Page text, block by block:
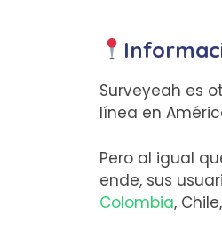
Surveyeah es
línea en
Pero al igual
ende, sus
Colombia,